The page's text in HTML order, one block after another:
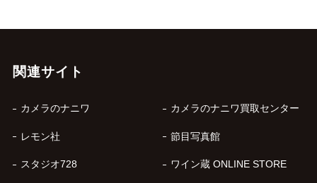
関連サイト
カメラのナニワ カメラのナニワ買取センター
レモン社 節目写真館
スタジオ728 ワイン蔵 ONLINE STORE